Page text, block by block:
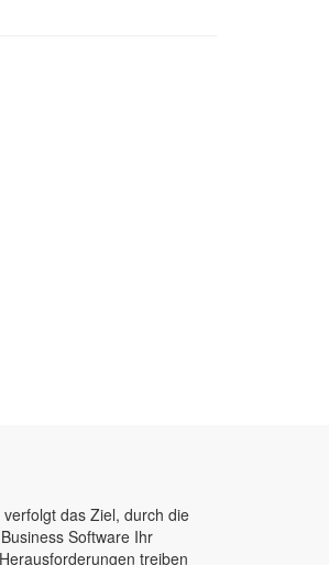
das Ziel, durch die
Software Ihr
treiben